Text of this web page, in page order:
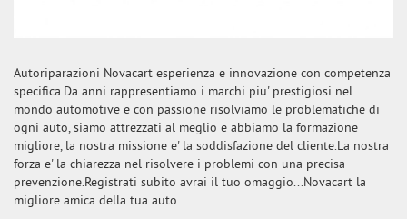
Autoriparazioni Novacart esperienza e innovazione con competenza
specifica.Da anni rappresentiamo i marchi piu' prestigiosi nel
mondo automotive e con passione risolviamo le problematiche di
ogni auto, siamo attrezzati al meglio e abbiamo la formazione
migliore, la nostra missione e' la soddisfazione del cliente.La nostra
forza e' la chiarezza nel risolvere i problemi con una precisa
prevenzione.Registrati subito avrai il tuo omaggio...Novacart la
migliore amica della tua auto...